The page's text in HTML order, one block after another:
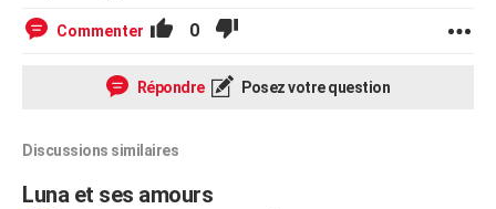
Commenter 0
Répondre Posez votre question
Discussions similaires
Luna et ses amours